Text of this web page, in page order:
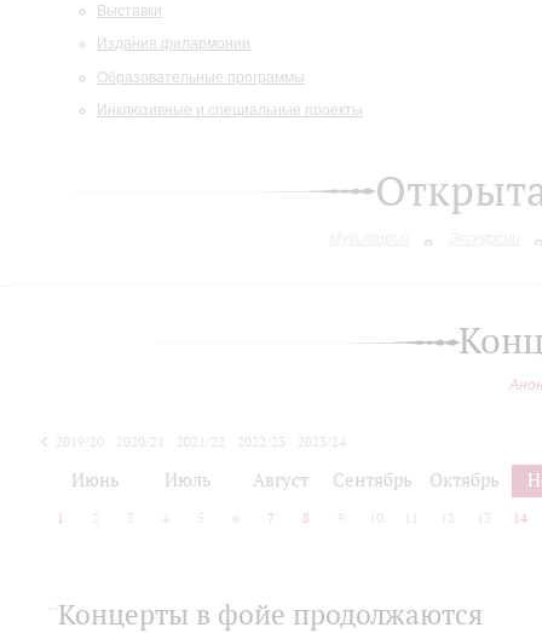
Выставки
Издания филармонии
Образовательные программы
Инклюзивные и специальные проекты
2019/20 2020/21 2021/22 2022/23
2023/24
Июнь Июль Август Сентябрь Октябрь
1 2 3 4 5 6 7 8 9 10 12 13 14
Концерты в фойе продолжаются